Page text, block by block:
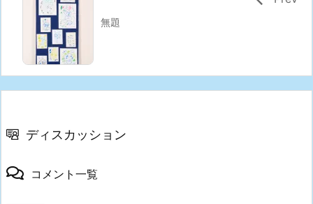
無題
ディスカッション
コメント一覧